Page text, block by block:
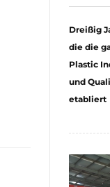
Dreißig
die die
Plastic
und
etabliert